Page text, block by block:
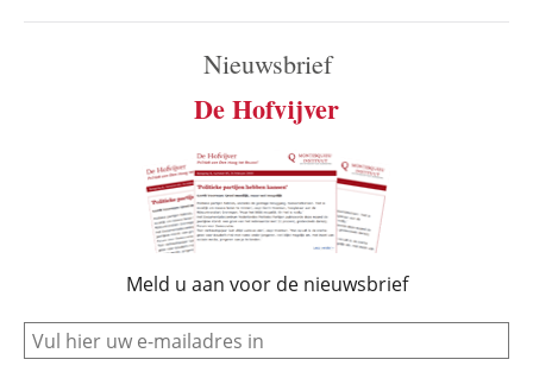
Nieuwsbrief
De Hofvijver
Meld u aan voor de nieuwsbrief
e-mail